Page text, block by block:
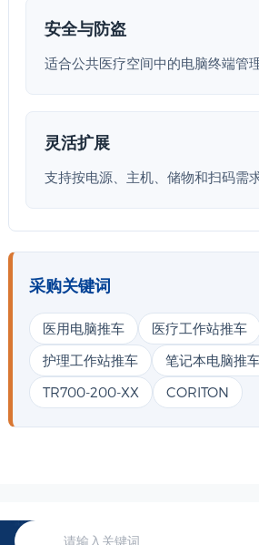
安全与防盗
适合公共医疗空间中的电脑终端管理
灵活扩展
支持按电源、主机、储物和扫码需
采购关键词
医用电脑推车 医疗工作站推车
护理工作站推车
笔记本电脑推
TR700-200-XX
CORITON